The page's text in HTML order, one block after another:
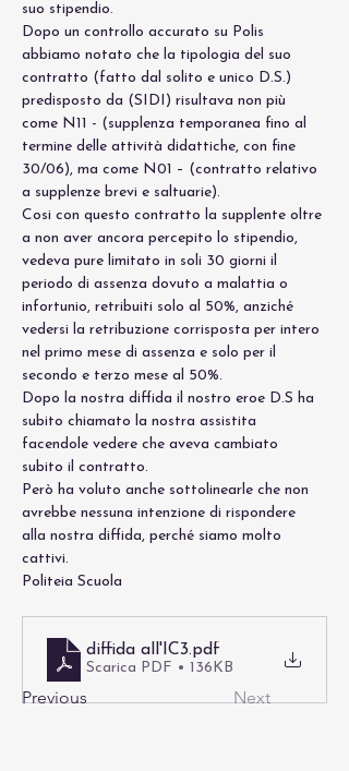
Previous Next
suo stipendio.
Dopo un controllo accurato su Polis
abbiamo notato che la tipologia del suo
contratto (fatto dal solito e unico D.S.)
predisposto da (SIDI) risultava non più
come N11 - (supplenza temporanea fino al
termine delle attività didattiche, con fine
30/06), ma come N01 – (contratto relativo
a supplenze brevi e saltuarie).
Cosi con questo contratto la supplente oltre
a non aver ancora percepito lo stipendio,
vedeva pure limitato in soli 30 giorni il
periodo di assenza dovuto a malattia o
infortunio, retribuiti solo al 50%, anziché
vedersi la retribuzione corrisposta per intero
nel primo mese di assenza e solo per il
secondo e terzo mese al 50%.
Dopo la nostra diffida il nostro eroe D.S ha
subito chiamato la nostra assistita
facendole vedere che aveva cambiato
subito il contratto.
Però ha voluto anche sottolinearle che non
avrebbe nessuna intenzione di rispondere
alla nostra diffida, perché siamo molto
cattivi.
Politeia Scuola
diffida all'IC3.pdf
Scarica PDF • 136KB